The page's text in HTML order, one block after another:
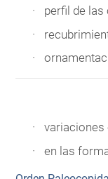
perfil de las
variaciones
en las